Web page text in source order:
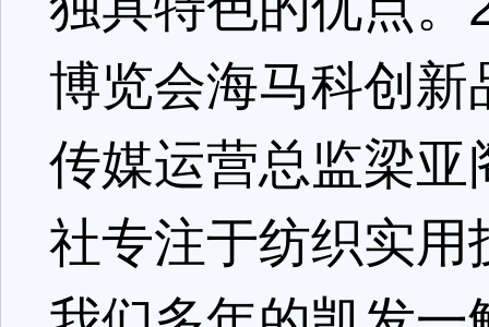
博览会海马科创
传媒运营总监梁亚
社专注于纺织实